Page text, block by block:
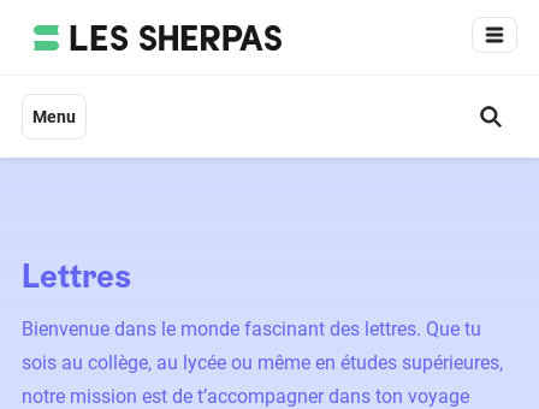
Menu
Lettres
Bienvenue dans le monde fascinant des lettres. Que tu
sois au collège, au lycée ou même en études supérieures,
notre mission est de t’accompagner dans ton voyage